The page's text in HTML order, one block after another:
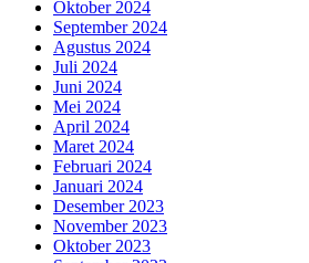
Oktober 2024
September 2024
Agustus 2024
Juli 2024
Juni 2024
Mei 2024
April 2024
Maret 2024
Februari 2024
Januari 2024
Desember 2023
November 2023
Oktober 2023